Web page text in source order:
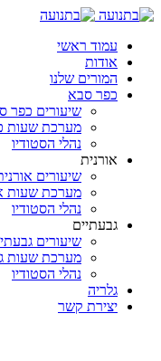
עמוד ראשי
אודות
המורים שלנו
כפר סבא
שיעורים כפר
מערכת שעות
נהלי הסטודיו
אורנית
שיעורים
מערכת שעות
נהלי הסטודיו
גבעתיים
שיעורים
מערכת שעות
נהלי הסטודיו
גלריה
יצירת קשר